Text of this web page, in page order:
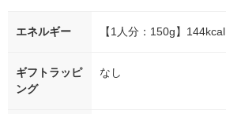
エネルギー 【1人分：150g】144kcal
ギフトラッピ
ング
なし